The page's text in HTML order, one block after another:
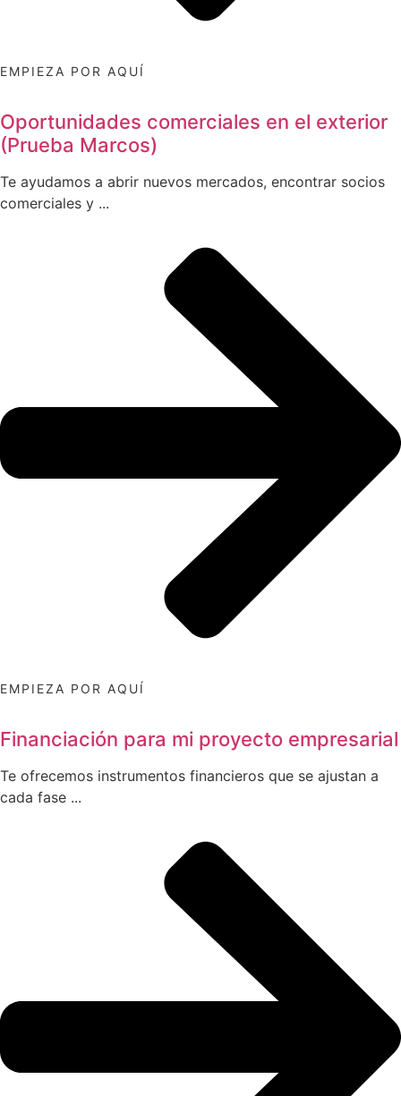
EMPIEZA POR AQUÍ
Oportunidades comerciales en el exterior
(Prueba Marcos)
Te ayudamos a abrir nuevos mercados, encontrar socios
comerciales y ...
EMPIEZA POR AQUÍ
Financiación para mi proyecto empresarial
Te ofrecemos instrumentos financieros que se ajustan a
cada fase ...